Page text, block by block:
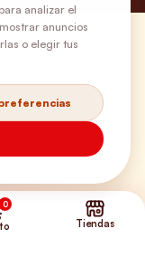
0
Tiendas
analizar el
anuncios
o elegir tus